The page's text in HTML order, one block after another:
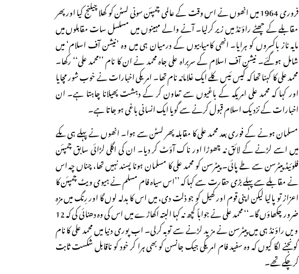
فروری 1964 میں انھوں نے اس وقت کے عالمی چمپئن سونی لسٹن کو کھلا چیلنج کیا اور پھر
مقابلے کے چھٹے راؤنڈ میں زیر کرلیا۔ آنے والے مہینوں میں مسلسل سات مقابلوں میں
مایہ ناز باکسروں کو ہرایا۔ انھی کامیابیوں کے درمیان ہی میں وہ ’نیشن آف اسلام‘ میں
شامل ہوگئے۔ نیشن آف اسلام کے سربراہ علی جاہ محمد نے ان کا نام ’’محمد علی‘‘ رکھا۔
محمد علی کا کہنا تھا کہ کیس ئیس کلے ایک غلامانہ نام تھا۔ امریکی اخبارات نے خوب شور مچایا
اور کہا کہ محمد علی امریکہ کے باغیوں سے تعاون کر کے دہشت پھیلانا چاہتا ہے۔ ان
اخبارات کے نزدیک اسلام قبول کرنے سے گویا ایک انسانی باغی ہو جاتا ہے۔
مسلمان ہونے کے فوری بعد محمد علی کا مقابلہ پھر لسٹن سے ہوا۔ انھوں نے پہلے ہی مکے
میں اسے لڑنے کے لائق نہ چھوڑا اور ناک آؤٹ کر دیا۔ ان کی اگلی لڑائی سابق چمپئن
فلوئیڈ پیٹرسن سے طے پائی۔ پیٹرسن کو محمد علی کا مسلمان ہونا پسند نہیں تھا، چناں چہ اس
نے مقابلے سے پہلے بڑی حقارت سے کہا کہ ’’اس سیاہ فام مسلم نے ہیوی ویٹ چمپئن کا
اعزاز تو پالیا لیکن اپنی قوم اور کھیل کو جو ذلت دی، میں اس کا بدلہ لوں گا اور رِنگ میں مزہ
ضرور چکھاؤں گا۔‘‘ محمد علی نے جواباً کچھ نہ کہا البتہ اکھاڑے میں اس کی وہ دھنائی کی کہ 12
ویں راؤنڈ ہی میں پیٹرسن نے مزید لڑنے سے توبہ کرلی۔ اب پوری دنیا میں محمد علی کا نام
گونجنے لگا کیوں کہ وہ سفید فام امریکی جیک جانسن کو بھی ہرا کر خود کو ناقابل شکست ثابت
کرچکے تھے۔